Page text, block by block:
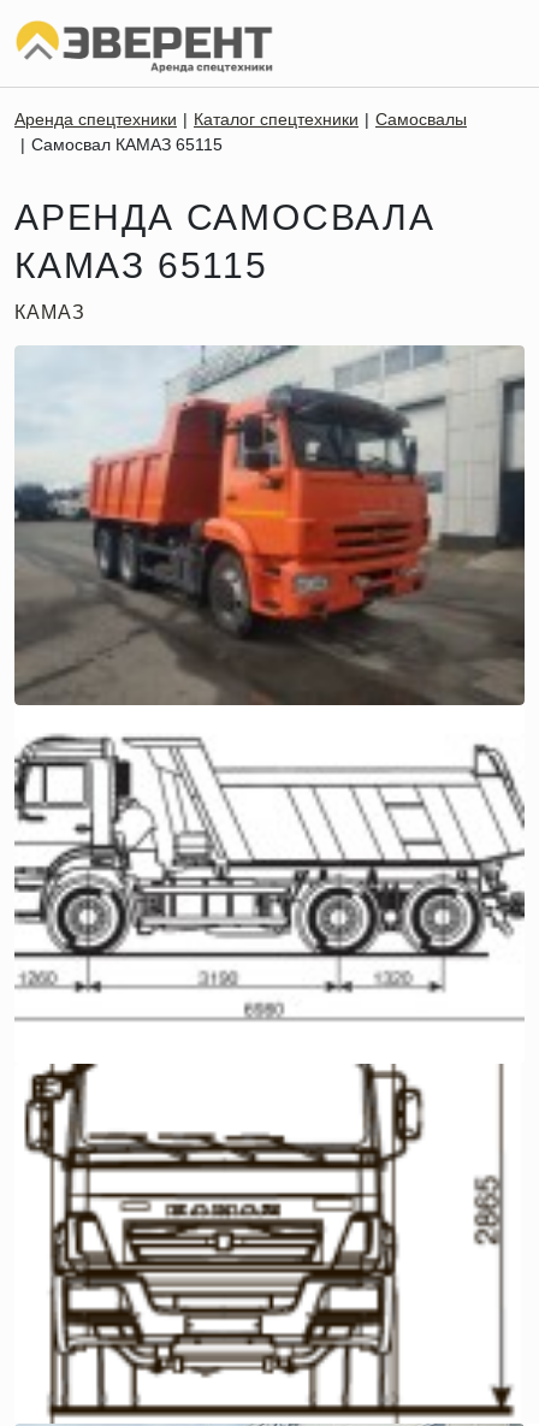
Аренда спецтехники Каталог спецтехники
Самосвалы
Самосвал КАМАЗ 65115
АРЕНДА САМОСВАЛА
КАМАЗ 65115
КАМАЗ